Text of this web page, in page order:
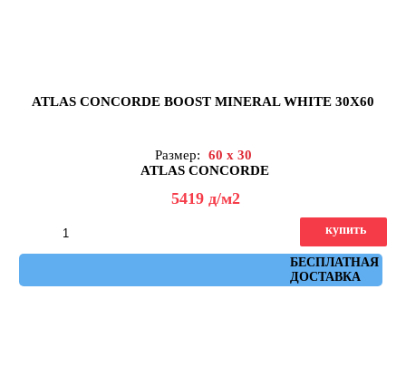
ATLAS CONCORDE BOOST MINERAL WHITE 30X60
Размер:
60 x 30
ATLAS CONCORDE
5419 д/м2
БЕСПЛАТНАЯ
ДОСТАВКА
купить